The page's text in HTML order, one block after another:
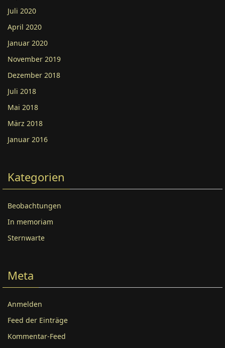
Juli 2020
April 2020
Januar 2020
November 2019
Dezember 2018
Juli 2018
Mai 2018
März 2018
Januar 2016
Kategorien
Beobachtungen
In memoriam
Sternwarte
Meta
Anmelden
Feed der Einträge
Kommentar-Feed